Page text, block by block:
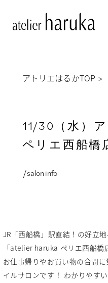
アトリエはるかTOP
11/30（水）
ペリエ西船橋
/ salon info
JR「西船橋」駅直結！の好立地
「atelier haruka ペリエ西船橋
お仕事帰りやお買い物の合間
イルサロンです！ わかりやす